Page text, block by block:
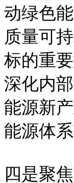
动绿色
质量可
标的重
深化内
能源新
能源体系
四是聚